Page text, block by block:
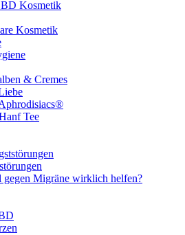
Kosmetik
Kosmetik
& Cremes
Tee
Migräne wirklich helfen?